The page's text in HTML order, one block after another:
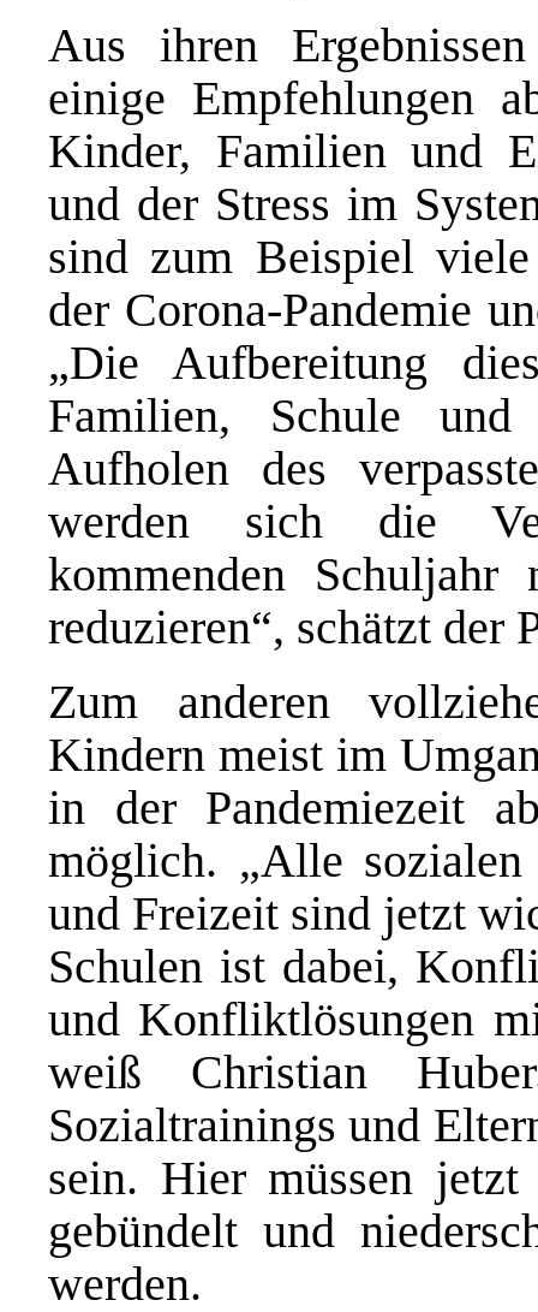
Aus ihren
einige Empfehlungen
Kinder, Familien und
und der Stress im
sind zum Beispiel
der Corona-Pandemie
„Die Aufbereitung
Familien, Schule
Aufholen des
werden sich die
kommenden
reduzieren“, schätzt der
Zum anderen
Kindern meist im
in der Pandemiezeit
möglich. „Alle
und Freizeit sind jetzt
Schulen ist dabei,
und Konfliktlösungen
weiß Christian
Sozialtrainings und
sein. Hier müssen
gebündelt und
werden.